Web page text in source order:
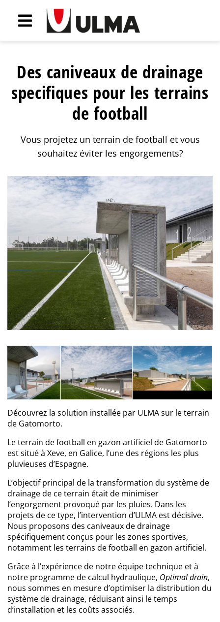
Des caniveaux de drainage
specifiques pour les terrains
de football
Vous projetez un terrain de football et vous
souhaitez éviter les engorgements?
Découvrez la solution installée par ULMA sur le terrain
de Gatomorto.
Le terrain de football en gazon artificiel de Gatomorto
est situé à Xeve, en Galice, l’une des régions les plus
pluvieuses d’Espagne.
L’objectif principal de la transformation du système de
drainage de ce terrain était de minimiser
l’engorgement provoqué par les pluies. Dans les
projets de ce type, l’intervention d’ULMA est décisive.
Nous proposons des caniveaux de drainage
spécifiquement conçus pour les zones sportives,
notamment les terrains de football en gazon artificiel.
Grâce à l’expérience de notre équipe technique et à
notre programme de calcul hydraulique, Optimal drain,
nous sommes en mesure d’optimiser la distribution du
système de drainage, réduisant ainsi le temps
d’installation et les coûts associés.